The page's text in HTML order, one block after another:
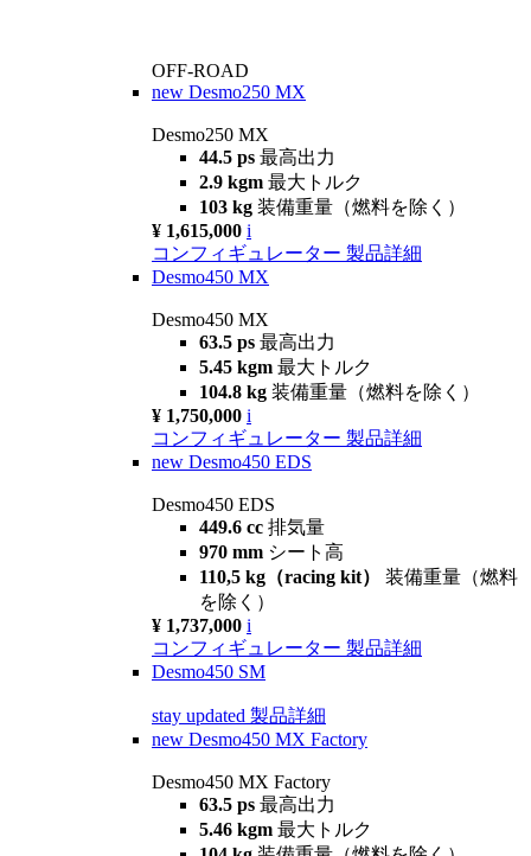
OFF-ROAD
new Desmo250 MX
Desmo250 MX
44.5 ps 最高出力
2.9 kgm 最大トルク
103 kg 装備重量（燃料を除く）
¥ 1,615,000 i
コンフィギュレーター 製品詳細
Desmo450 MX
Desmo450 MX
63.5 ps 最高出力
5.45 kgm 最大トルク
104.8 kg 装備重量（燃料を除く）
¥ 1,750,000 i
コンフィギュレーター 製品詳細
new Desmo450 EDS
Desmo450 EDS
449.6 cc 排気量
970 mm シート高
110,5 kg（racing kit） 装備重量（燃料
を除く）
¥ 1,737,000 i
コンフィギュレーター 製品詳細
Desmo450 SM
stay updated 製品詳細
new Desmo450 MX Factory
Desmo450 MX Factory
63.5 ps 最高出力
5.46 kgm 最大トルク